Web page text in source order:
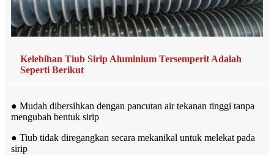
Kelebihan Tiub Sirip Aluminium Tersemperit Adalah
Seperti Berikut
● Mudah dibersihkan dengan pancutan air tekanan tinggi tanpa
mengubah bentuk sirip
● Tiub tidak diregangkan secara mekanikal untuk melekat pada
sirip